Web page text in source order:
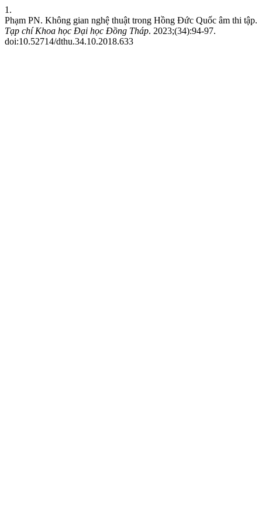
1.
Phạm PN. Không gian nghệ thuật trong Hồng Đức Quốc âm thi tập.
Tạp chí Khoa học Đại học Đồng Tháp. 2023;(34):94-97.
doi:10.52714/dthu.34.10.2018.633